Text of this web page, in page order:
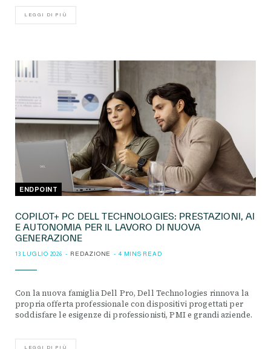
LEGGI DI PIÙ
ENDPOINT
COPILOT+ PC DELL TECHNOLOGIES: PRESTAZIONI, AI
E AUTONOMIA PER IL LAVORO DI NUOVA
GENERAZIONE
13 LUGLIO 2026 REDAZIONE 4 MINS READ
Con la nuova famiglia Dell Pro, Dell Technologies rinnova la
propria offerta professionale con dispositivi progettati per
soddisfare le esigenze di professionisti, PMI e grandi aziende.
LEGGI DI PIÙ